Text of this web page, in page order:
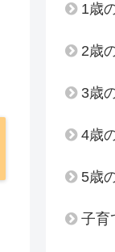
1歳
2歳
3歳
4歳
5歳
子育